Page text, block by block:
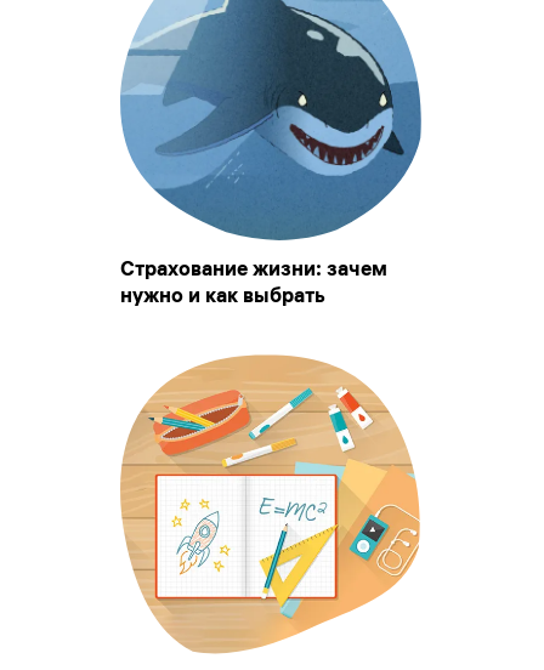
Страхование жизни: зачем
нужно и как выбрать